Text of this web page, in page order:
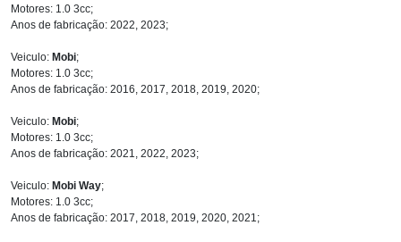
Motores: 1.0 3cc;
Anos de fabricação: 2022, 2023;
Veiculo: Mobi;
Motores: 1.0 3cc;
Anos de fabricação: 2016, 2017, 2018, 2019, 2020;
Veiculo: Mobi;
Motores: 1.0 3cc;
Anos de fabricação: 2021, 2022, 2023;
Veiculo: Mobi Way;
Motores: 1.0 3cc;
Anos de fabricação: 2017, 2018, 2019, 2020, 2021;